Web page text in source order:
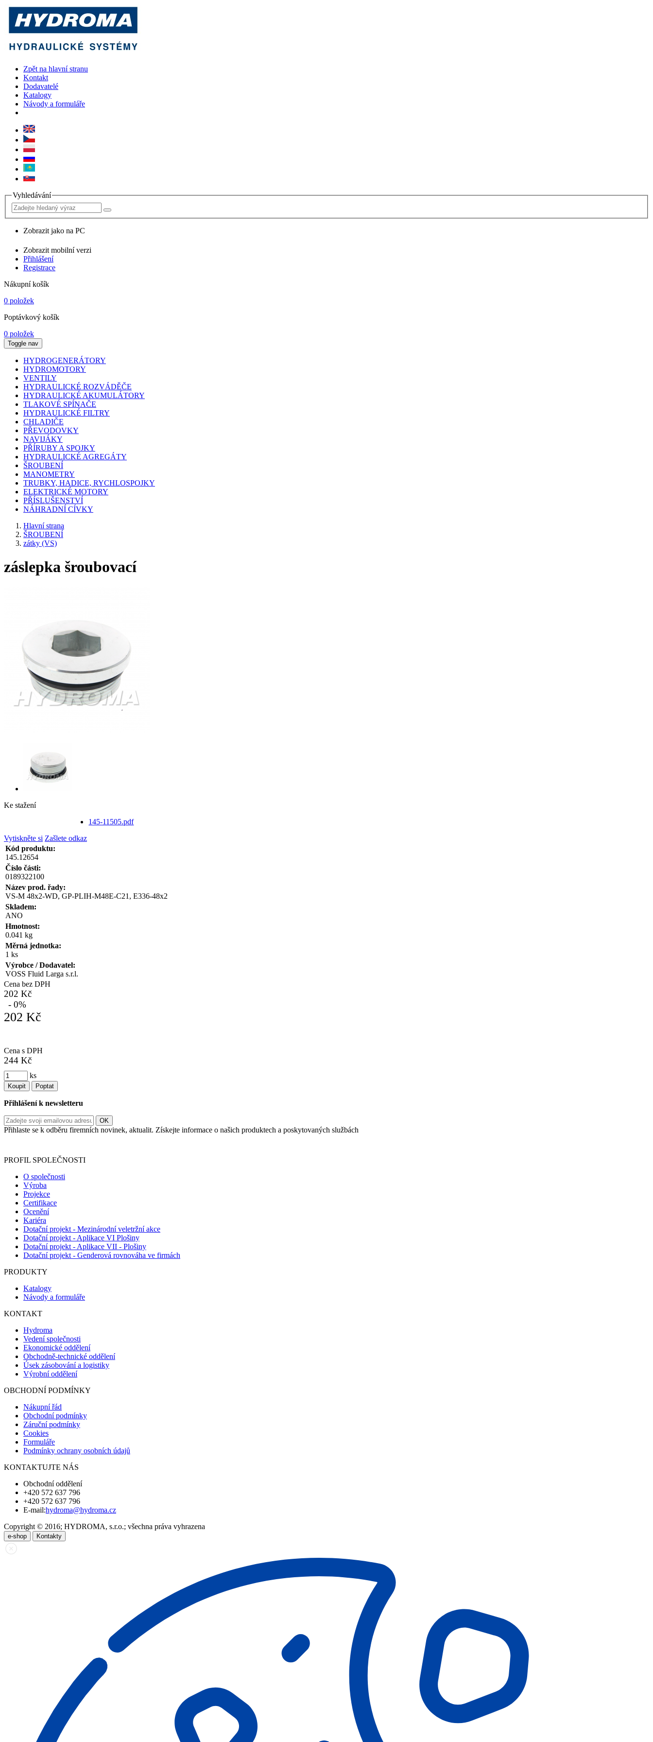
Zpět na hlavní stranu
Kontakt
Dodavatelé
Katalogy
Návody a formuláře
Vyhledávání
Zobrazit jako na PC
Zobrazit mobilní verzi
Přihlášení
Registrace
Nákupní košík
0 položek
Poptávkový košík
0 položek
Toggle nav
HYDROGENERÁTORY
HYDROMOTORY
VENTILY
HYDRAULICKÉ ROZVÁDĚČE
HYDRAULICKÉ AKUMULÁTORY
TLAKOVÉ SPÍNAČE
HYDRAULICKÉ FILTRY
CHLADIČE
PŘEVODOVKY
NAVIJÁKY
PŘÍRUBY A SPOJKY
HYDRAULICKÉ AGREGÁTY
ŠROUBENÍ
MANOMETRY
TRUBKY, HADICE, RYCHLOSPOJKY
ELEKTRICKÉ MOTORY
PŘÍSLUŠENSTVÍ
NÁHRADNÍ CÍVKY
Hlavní strana
ŠROUBENÍ
zátky (VS)
záslepka šroubovací
Ke stažení
145-11505.pdf
Vytiskněte si Zašlete odkaz
Kód produktu:
145.12654
Číslo části:
0189322100
Název prod. řady:
VS-M 48x2-WD, GP-PLIH-M48E-C21, E336-48x2
Skladem:
ANO
Hmotnost:
0.041 kg
Měrná jednotka:
1 ks
Výrobce / Dodavatel:
VOSS Fluid Larga s.r.l.
Cena bez DPH
202 Kč
- 0%
202 Kč
Cena s DPH
244 Kč
ks
Koupit Poptat
Přihlášení k newsletteru
Přihlaste se k odběru firemních novinek, aktualit. Získejte informace o našich produktech a poskytovaných službách
PROFIL SPOLEČNOSTI
O společnosti
Výroba
Projekce
Certifikace
Ocenění
Kariéra
Dotační projekt - Mezinárodní veletržní akce
Dotační projekt - Aplikace VI Plošiny
Dotační projekt - Aplikace VII - Plošiny
Dotační projekt - Genderová rovnováha ve firmách
PRODUKTY
Katalogy
Návody a formuláře
KONTAKT
Hydroma
Vedení společnosti
Ekonomické oddělení
Obchodně-technické oddělení
Úsek zásobování a logistiky
Výrobní oddělení
OBCHODNÍ PODMÍNKY
Nákupní řád
Obchodní podmínky
Záruční podmínky
Cookies
Formuláře
Podmínky ochrany osobních údajů
KONTAKTUJTE NÁS
Obchodní oddělení
+420 572 637 796
+420 572 637 796
E-mail:hydroma@hydroma.cz
Copyright © 2016; HYDROMA, s.r.o.; všechna práva vyhrazena
e-shop Kontakty